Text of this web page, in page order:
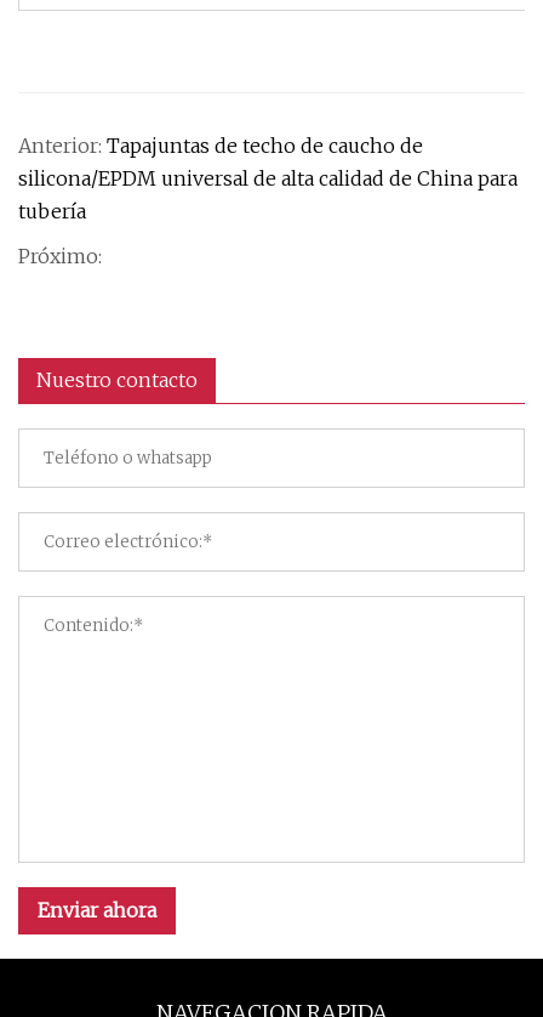
Anterior: Tapajuntas de techo de caucho de
silicona/EPDM universal de alta calidad de China para
tubería
Próximo:
Nuestro contacto
Enviar ahora